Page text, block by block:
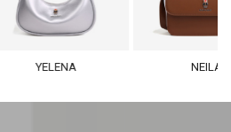
YELENA NEILA